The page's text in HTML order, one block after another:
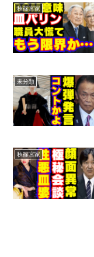
秋篠宮家
未分類
秋篠宮家